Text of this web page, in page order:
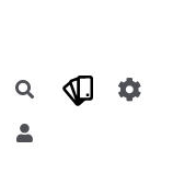
Rechercher